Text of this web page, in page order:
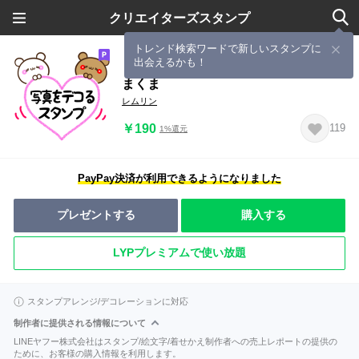
クリエイターズスタンプ
トレンド検索ワードで新しいスタンプに
出会えるかも！
【ラブラブ写真デコ用】アモーレ♡く
まくま
レムリン
￥190 1%還元 119
PayPay決済が利用できるようになりました
プレゼントする 購入する
LYPプレミアムで使い放題
スタンプアレンジ/デコレーションに対応
制作者に提供される情報について
LINEヤフー株式会社はスタンプ/絵文字/着せかえ制作者への売上レポートの提供の
ために、お客様の購入情報を利用します。